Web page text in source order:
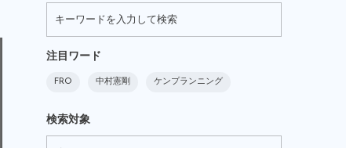
注目ワード
FRO 中村憲剛 ケンプランニング
検索対象